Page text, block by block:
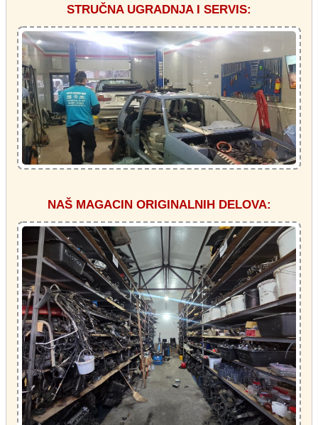
STRUČNA UGRADNJA I SERVIS:
NAŠ MAGACIN ORIGINALNIH DELOVA: